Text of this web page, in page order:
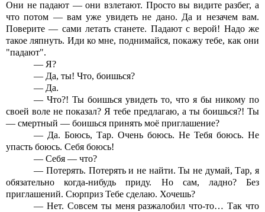
Они не падают — они взлетают. Просто вы видите разбег, а
что потом — вам уже увидеть не дано. Да и незачем вам.
Поверите — сами летать станете. Падают с верой! Надо же
такое ляпнуть. Иди ко мне, поднимайся, покажу тебе, как они
"падают".
— Я?
— Да, ты! Что, боишься?
— Да.
— Что?! Ты боишься увидеть то, что я бы никому по
своей воле не показал? Я тебе предлагаю, а ты боишься?! Ты
— смертный — боишься принять моё приглашение?
— Да. Боюсь, Тар. Очень боюсь. Не Тебя боюсь. Не
упасть боюсь. Себя боюсь!
— Себя — что?
— Потерять. Потерять и не найти. Ты не думай, Тар, я
обязательно когда-нибудь приду. Но сам, ладно? Без
приглашений. Сюрприз Тебе сделаю. Хочешь?
— Нет. Совсем ты меня разжалобил что-то… Так что